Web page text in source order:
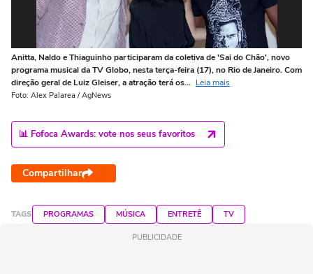
Anitta, Naldo e Thiaguinho participaram da coletiva de 'Sai do Chão', novo
programa musical da TV Globo, nesta terça-feira (17), no Rio de Janeiro. Com
direção geral de Luiz Gleiser, a atração terá os... Leia mais
Foto: Alex Palarea / AgNews
📊 Fofoca Awards: vote nos seus favoritos
Compartilhar
TAGS PROGRAMAS MÚSICA ENTRETÊ TV
PUBLICIDADE